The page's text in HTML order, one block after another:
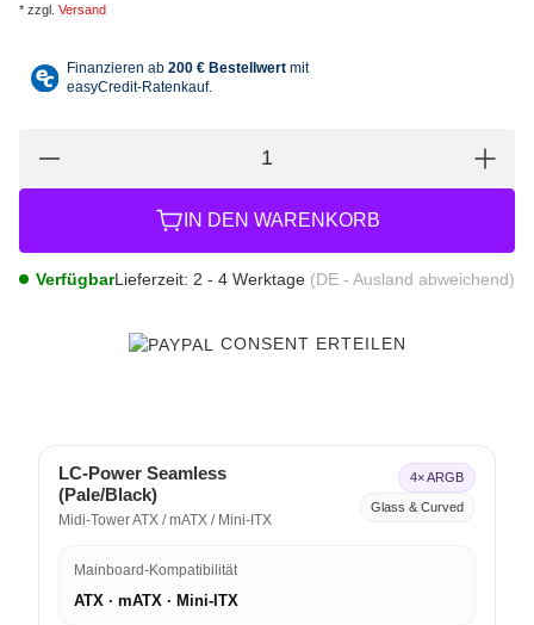
* zzgl. Versand
IN DEN WARENKORB
VerfügbarLieferzeit: 2 - 4 Werktage (DE - Ausland abweichend)
CONSENT ERTEILEN
LC-Power Seamless
(Pale/Black)
Midi-Tower ATX / mATX / Mini-ITX
4× ARGB
Glass & Curved
Mainboard-Kompatibilität
ATX · mATX · Mini-ITX